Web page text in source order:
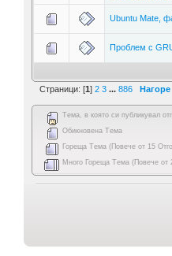
Ubuntu Mate,
Проблем с
Страници: [1] 2 3 ... 886 Нагоре
Тема, в която си публикувал
Обикновена Тема
Гореща Тема (Повече от 15
Много Гореща Тема (Повече от